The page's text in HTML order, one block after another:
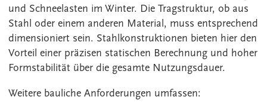
und Schneelasten im Winter. Die Tragstruktur, ob aus
Stahl oder einem anderen Material, muss entsprechend
dimensioniert sein. Stahlkonstruktionen bieten hier den
Vorteil einer präzisen statischen Berechnung und hoher
Formstabilität über die gesamte Nutzungsdauer.
Weitere bauliche Anforderungen umfassen: